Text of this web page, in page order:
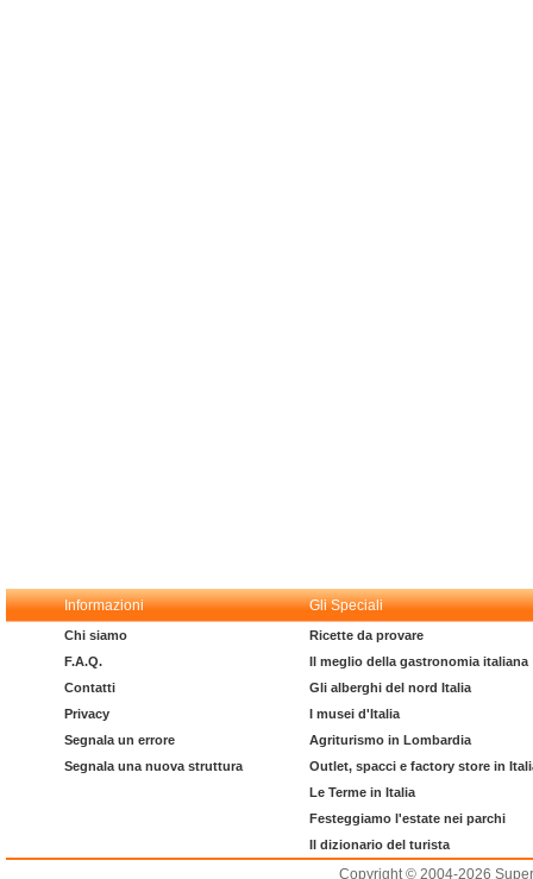
Informazioni Gli Speciali
Chi siamo
F.A.Q.
Contatti
Privacy
Segnala un errore
Segnala una nuova struttura
Ricette da provare
Il meglio della gastronomia italiana
Gli alberghi del nord Italia
I musei d'Italia
Agriturismo in Lombardia
Outlet, spacci e factory store in
Le Terme in Italia
Festeggiamo l'estate nei parchi
Il dizionario del turista
Copyright © 2004-2026